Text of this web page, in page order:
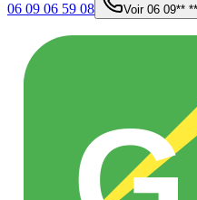
06 09 06 59 08
Voir 06 09**